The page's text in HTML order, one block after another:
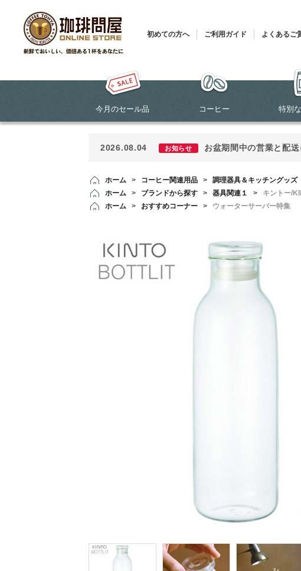
初めての方へ ご利用ガイド よくあるご
今月のセール品 コーヒー 特別
2026.08.04 お知らせ お盆期間中の営業と配
ホーム > コーヒー関連用品 > 調理器具＆キッチングッズ
ホーム
> ブランドから探す > 器具関連１ >
キントー/
ホーム
> おすすめコーナー > ウォーターサーバー特集